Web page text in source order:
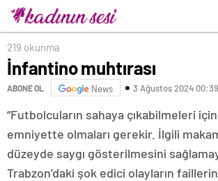
219 okunma
İnfantino muhtırası
ABONE OL News 3 Ağustos 2024 00:39
“Futbolcuların sahaya çıkabilmeleri
emniyette olmaları gerekir. İlgili
düzeyde saygı gösterilmesini
Trabzon’daki şok edici olayların